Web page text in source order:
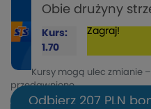
Obie drużyny
Kurs:
1.70
Zagraj!
Kursy mogą ulec zmianie
przedawnione.
Odbierz 207 PLN